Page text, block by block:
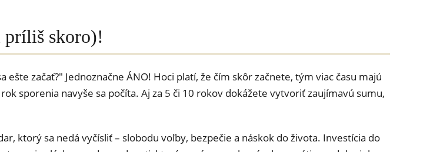
príliš skoro)!
začať?" Jednoznačne ÁNO! Hoci platí, že čím skôr začnete, tým viac času majú
sporenia navyše sa počíta. Aj za 5 či 10 rokov dokážete vytvoriť zaujímavú sumu,
ktorý sa nedá vyčísliť – slobodu voľby, bezpečie a náskok do života. Investícia do